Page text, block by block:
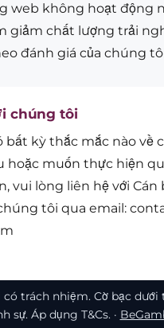
web không hoạt động
giảm chất lượng trải
đánh giá của chúng
chúng tôi
bất kỳ thắc mắc nào về
hoặc muốn thực hiện
vui lòng liên hệ với Cán
tôi qua email:
có trách nhiệm. Cờ bạc dưới
sự. Áp dụng T&Cs. ·